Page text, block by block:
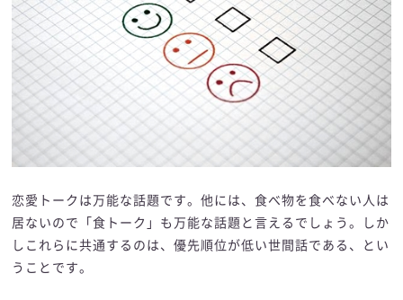
恋愛トークは万能な話題です。他には、食べ物を食べない人は
居ないので「食トーク」も万能な話題と言えるでしょう。しか
しこれらに共通するのは、優先順位が低い世間話である、とい
うことです。